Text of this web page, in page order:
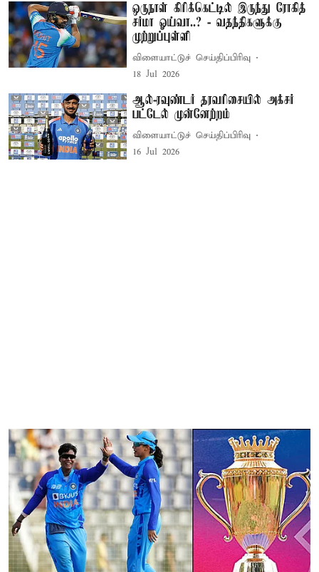
ஒருநாள் கிரிக்கெட்டில் இருந்து ரோகித்
சர்மா ஓய்வா..? - வதந்திகளுக்கு
முற்றுப்புள்ளி
விளையாட்டுச் செய்திப்பிரிவு
18 Jul 2026
ஆல்-ரவுண்டர் தரவரிசையில் அக்சர்
பட்டேல் முன்னேற்றம்
விளையாட்டுச் செய்திப்பிரிவு
16 Jul 2026